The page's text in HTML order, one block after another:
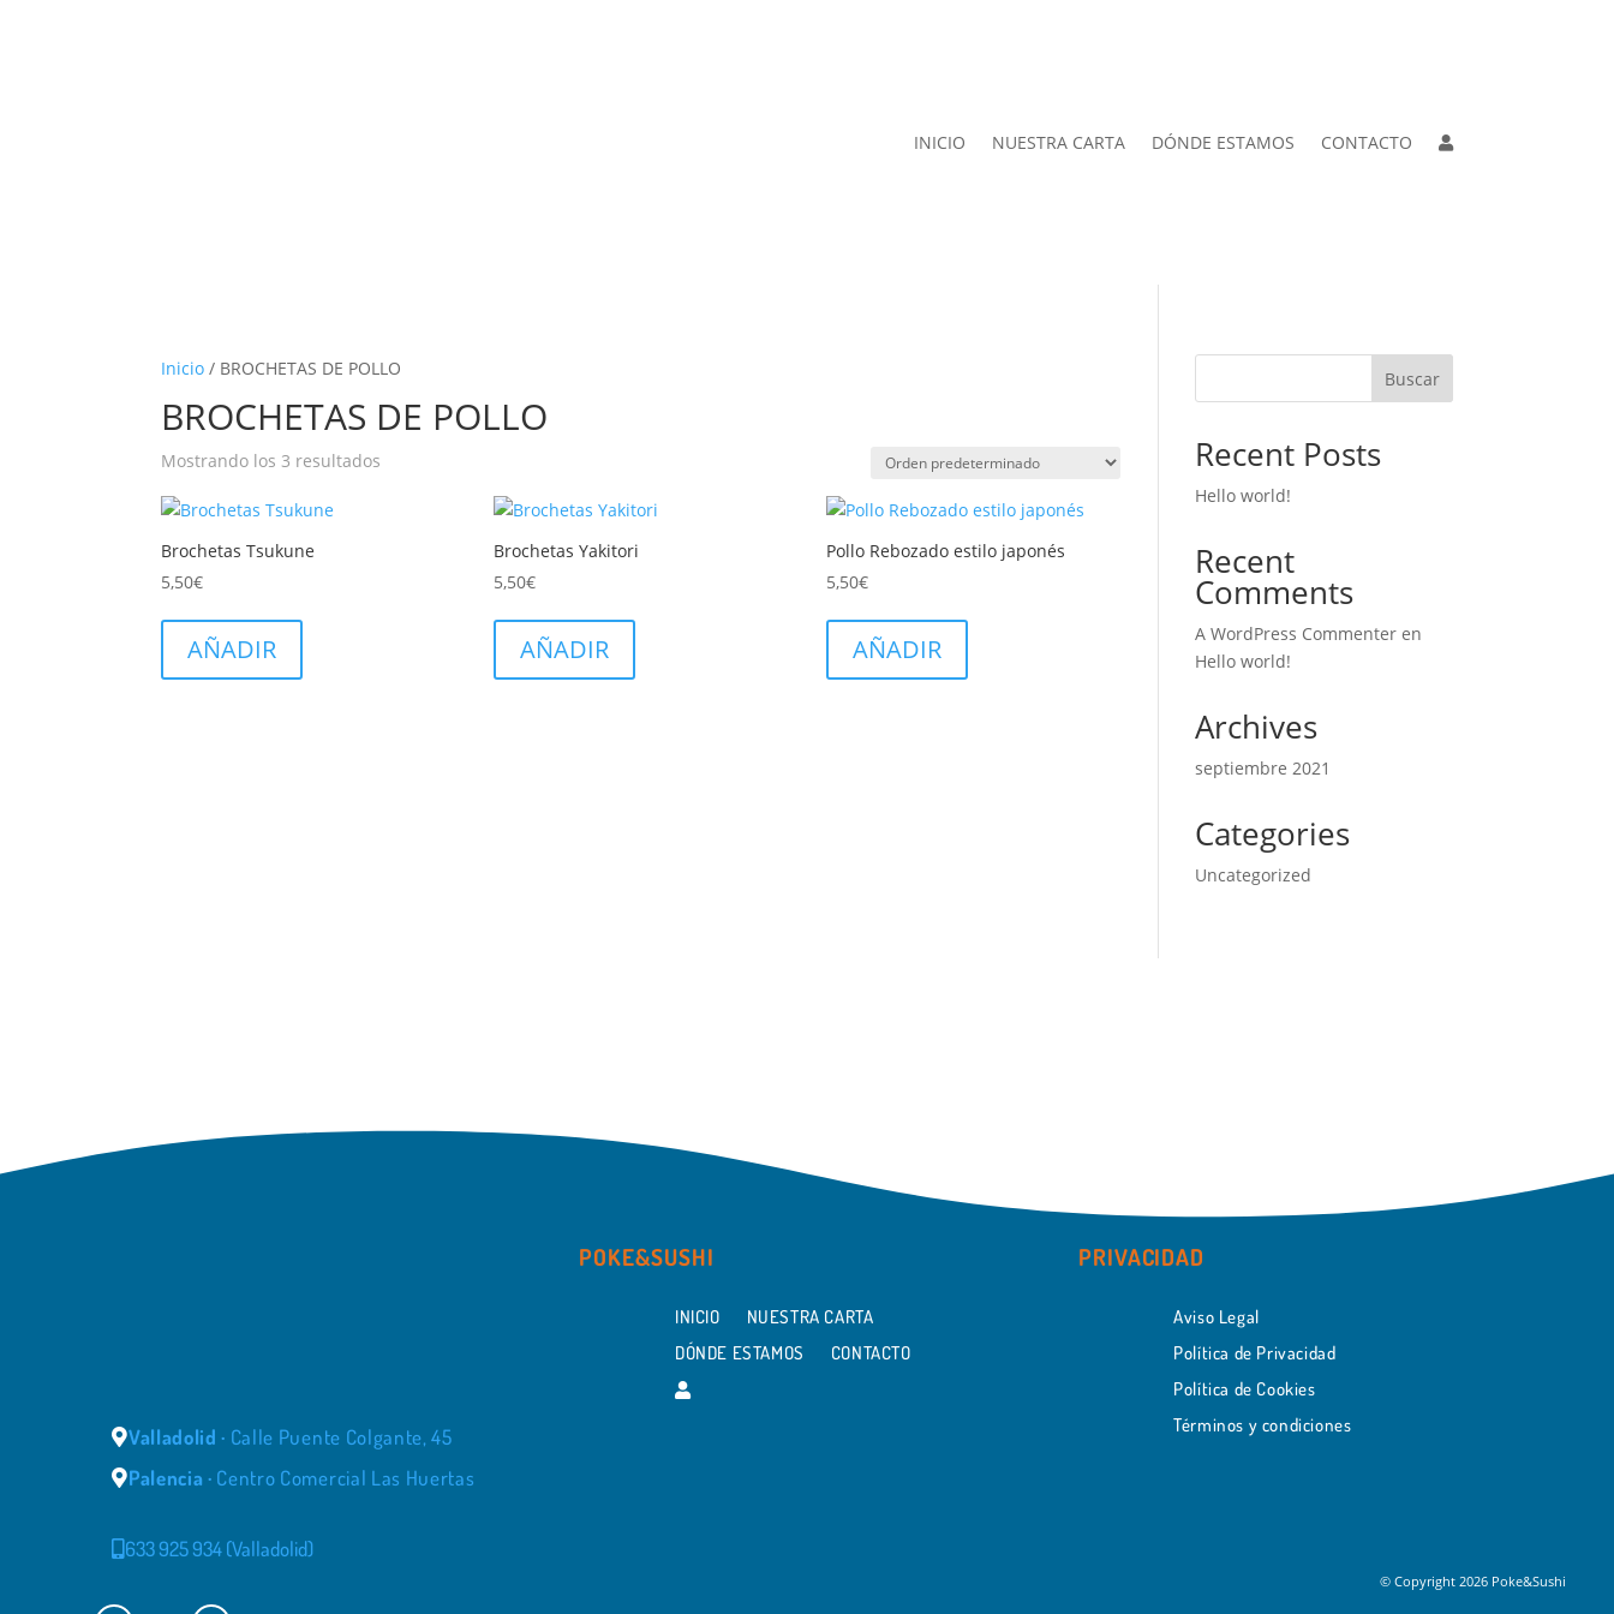
INICIO NUESTRA CARTA DÓNDE ESTAMOS CONTACTO
Inicio / BROCHETAS DE POLLO
BROCHETAS DE POLLO
Mostrando los 3 resultados
Brochetas Tsukune
5,50€
AÑADIR
Brochetas Yakitori
5,50€
AÑADIR
Pollo Rebozado estilo japonés
5,50€
AÑADIR
Buscar
Recent Posts
Hello world!
Recent
Comments
A WordPress Commenteren
Hello world!
Archives
septiembre 2021
Categories
Uncategorized
Valladolid · Calle Puente Colgante, 45
Palencia · Centro Comercial Las Huertas
633 925 934 (Valladolid)
POKE&SUSHI
INICIO
NUESTRA CARTA
DÓNDE ESTAMOS
CONTACTO
PRIVACIDAD
Aviso Legal
Política de Privacidad
Política de Cookies
Términos y condiciones
© Copyright 2026 Poke&Sushi